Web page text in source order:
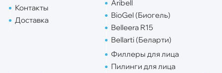
Контакты
Доставка
Aribell
BioGel (Биогель)
Belleera R15
Bellarti (Беларти)
Филлеры для лица
Пилинги для лица